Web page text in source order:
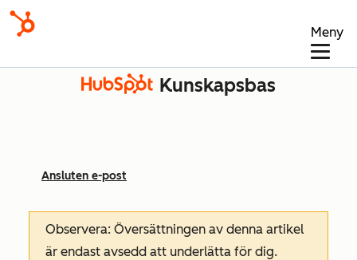
Meny
Kunskapsbas
Ansluten e-post
Observera: Översättningen av denna artikel
är endast avsedd att underlätta för dig.